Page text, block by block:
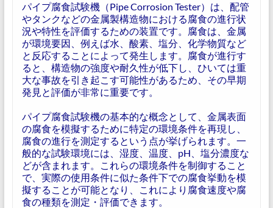
パイプ腐食試験機（Pipe Corrosion Tester）は、配管
やタンクなどの金属製構造物における腐食の進行状
況や特性を評価するための装置です。腐食は、金属
が環境要因、例えば水、酸素、塩分、化学物質など
と反応することによって発生します。腐食が進行す
ると、構造物の強度や耐久性が低下し、ひいては重
大な事故を引き起こす可能性があるため、その早期
発見と評価が非常に重要です。
パイプ腐食試験機の基本的な概念として、金属表面
の腐食を模擬するために特定の環境条件を再現し、
腐食の進行を測定するという点が挙げられます。一
般的な試験環境には、湿度、温度、pH、塩分濃度な
どが含まれます。これらの環境条件を制御すること
で、実際の使用条件に似た条件下での腐食挙動を模
擬することが可能となり、これにより腐食速度や腐
食の種類を測定・評価できます。